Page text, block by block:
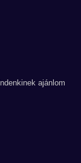
ajánlom